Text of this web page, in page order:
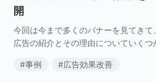
開
今回は今まで多くのバナーを見てき
広告の紹介とその理由についていくつ
Rの高いバナーが作れるのか？」普段
事例 広告効果改善